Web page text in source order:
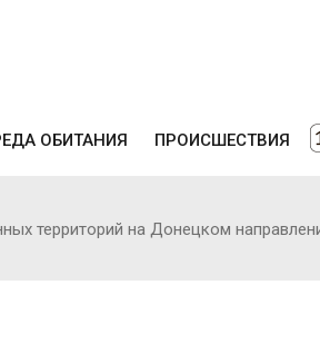
ОБИТАНИЯ ПРОИСШЕСТВИЯ
территорий на Донецком